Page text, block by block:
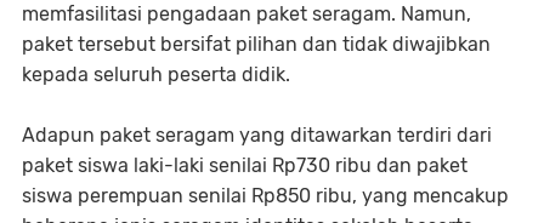
memfasilitasi pengadaan paket seragam. Namun,
paket tersebut bersifat pilihan dan tidak diwajibkan
kepada seluruh peserta didik.
Adapun paket seragam yang ditawarkan terdiri dari
paket siswa laki-laki senilai Rp730 ribu dan paket
siswa perempuan senilai Rp850 ribu, yang mencakup